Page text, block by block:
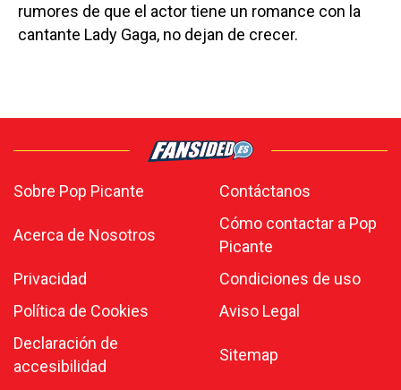
rumores de que el actor tiene un romance con la
cantante Lady Gaga, no dejan de crecer.
Sobre Pop Picante Contáctanos
Acerca de Nosotros
Cómo contactar a Pop
Picante
Privacidad
Condiciones de uso
Política de Cookies
Aviso Legal
Declaración de
accesibilidad
Sitemap